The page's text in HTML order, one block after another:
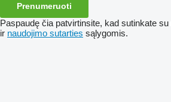
Prenumeruoti
Paspaudę čia patvirtinsite, kad sutinkate
ir naudojimo sutarties sąlygomis.